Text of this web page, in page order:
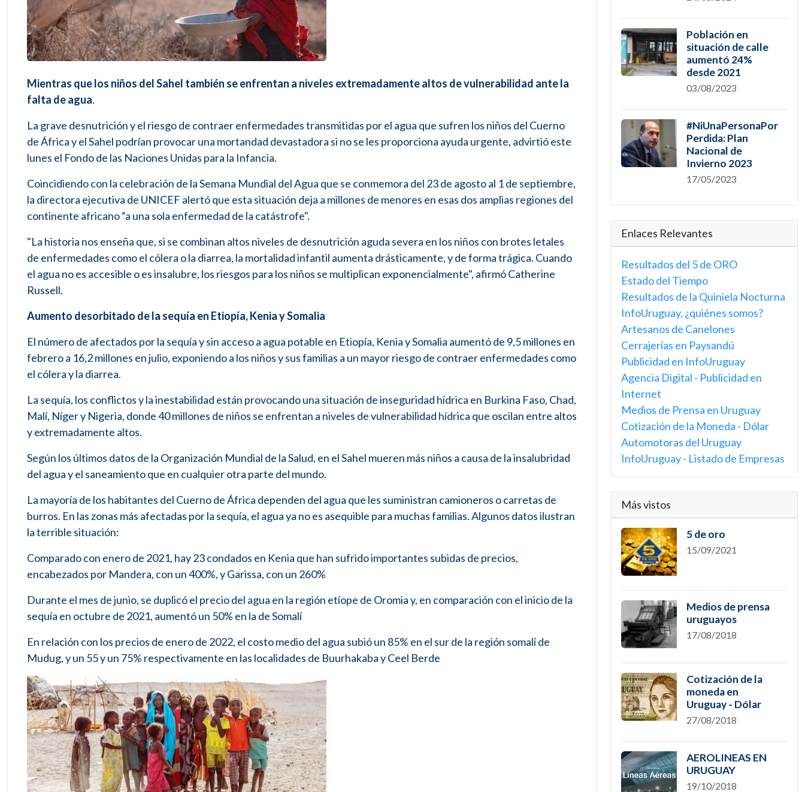
Mientras que los niños del Sahel también se enfrentan a niveles extremadamente altos de vulnerabilidad ante la
falta de agua.
La grave desnutrición y el riesgo de contraer enfermedades transmitidas por el agua que sufren los niños del Cuerno
de África y el Sahel podrían provocar una mortandad devastadora si no se les proporciona ayuda urgente, advirtió este
lunes el Fondo de las Naciones Unidas para la Infancia.
Coincidiendo con la celebración de la Semana Mundial del Agua que se conmemora del 23 de agosto al 1 de septiembre,
la directora ejecutiva de UNICEF alertó que esta situación deja a millones de menores en esas dos amplias regiones del
continente africano “a una sola enfermedad de la catástrofe".
"La historia nos enseña que, si se combinan altos niveles de desnutrición aguda severa en los niños con brotes letales
de enfermedades como el cólera o la diarrea, la mortalidad infantil aumenta drásticamente, y de forma trágica. Cuando
el agua no es accesible o es insalubre, los riesgos para los niños se multiplican exponencialmente", afirmó Catherine
Russell.
Aumento desorbitado de la sequía en Etiopía, Kenia y Somalia
El número de afectados por la sequía y sin acceso a agua potable en Etiopía, Kenia y Somalia aumentó de 9,5 millones en
febrero a 16,2 millones en julio, exponiendo a los niños y sus familias a un mayor riesgo de contraer enfermedades como
el cólera y la diarrea.
La sequía, los conflictos y la inestabilidad están provocando una situación de inseguridad hídrica en Burkina Faso, Chad,
Malí, Níger y Nigeria, donde 40 millones de niños se enfrentan a niveles de vulnerabilidad hídrica que oscilan entre altos
y extremadamente altos.
Según los últimos datos de la Organización Mundial de la Salud, en el Sahel mueren más niños a causa de la insalubridad
del agua y el saneamiento que en cualquier otra parte del mundo.
La mayoría de los habitantes del Cuerno de África dependen del agua que les suministran camioneros o carretas de
burros. En las zonas más afectadas por la sequía, el agua ya no es asequible para muchas familias. Algunos datos ilustran
la terrible situación:
Comparado con enero de 2021, hay 23 condados en Kenia que han sufrido importantes subidas de precios,
encabezados por Mandera, con un 400%, y Garissa, con un 260%
Durante el mes de junio, se duplicó el precio del agua en la región etíope de Oromia y, en comparación con el inicio de la
sequía en octubre de 2021, aumentó un 50% en la de Somalí
En relación con los precios de enero de 2022, el costo medio del agua subió un 85% en el sur de la región somalí de
Mudug, y un 55 y un 75% respectivamente en las localidades de Buurhakaba y Ceel Berde
Población en
situación de calle
aumentó 24%
desde 2021
03/08/2023
#NiUnaPersonaPor
Perdida: Plan
Nacional de
Invierno 2023
17/05/2023
Enlaces Relevantes
Resultados del 5 de ORO
Estado del Tiempo
Resultados de la Quiniela Nocturna
InfoUruguay, ¿quiénes somos?
Artesanos de Canelones
Cerrajerías en Paysandú
Publicidad en InfoUruguay
Agencia Digital - Publicidad en
Internet
Medios de Prensa en Uruguay
Cotización de la Moneda - Dólar
Automotoras del Uruguay
InfoUruguay - Listado de Empresas
Más vistos
5 de oro
15/09/2021
Medios de prensa
uruguayos
17/08/2018
Cotización de la
moneda en
Uruguay - Dólar
27/08/2018
AEROLINEAS EN
URUGUAY
19/10/2018